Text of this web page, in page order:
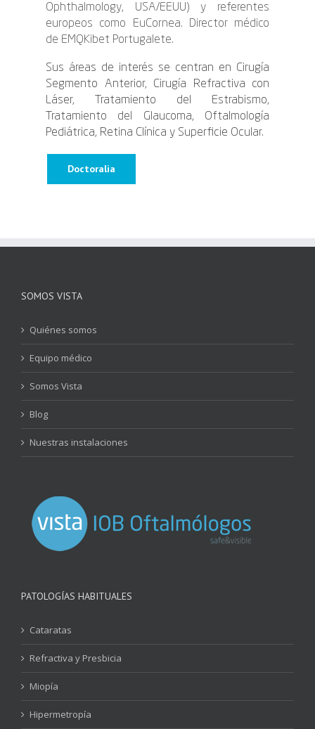
Ophthalmology, USA/EEUU) y referentes
europeos como EuCornea. Director médico
de EMQKibet Portugalete.
Sus áreas de interés se centran en Cirugía
Segmento Anterior, Cirugía Refractiva con
Láser, Tratamiento del Estrabismo,
Tratamiento del Glaucoma, Oftalmología
Pediátrica, Retina Clínica y Superficie Ocular.
Doctoralia
SOMOS VISTA
Quiénes somos
Equipo médico
Somos Vista
Blog
Nuestras instalaciones
PATOLOGÍAS HABITUALES
Cataratas
Refractiva y Presbicia
Miopía
Hipermetropía